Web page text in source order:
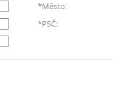
*Město:
*PSČ: